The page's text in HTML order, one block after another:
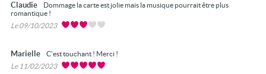
Claudie
Dommage la carte est jolie mais la musique pourrait être plus
romantique !
Le 09/10/2023
Marielle
C'est touchant ! Merci !
Le 11/02/2023